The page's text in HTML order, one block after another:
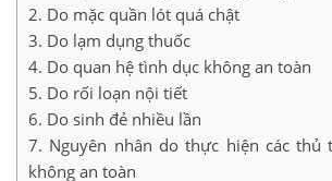
Do mặc quần lót quá chật
Do lạm dụng thuốc
Do quan hệ tình dục không an toàn
Do rối loạn nội tiết
Do sinh đẻ nhiều lần
Nguyên nhân do thực hiện các thủ
không an toàn